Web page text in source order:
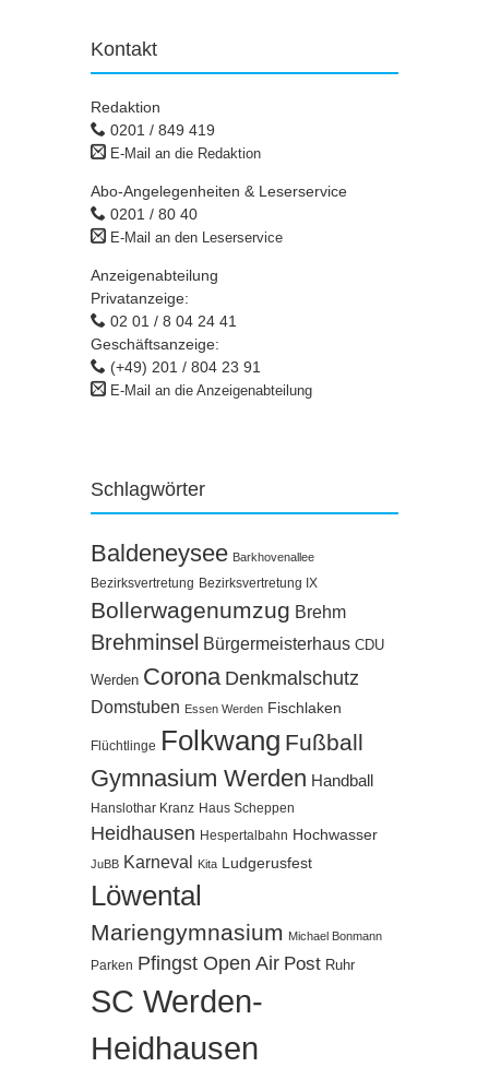
Kontakt
Redaktion
0201 / 849 419
E-Mail an die Redaktion
Abo-Angelegenheiten & Leserservice
0201 / 80 40
E-Mail an den Leserservice
Anzeigenabteilung
Privatanzeige:
02 01 / 8 04 24 41
Geschäftsanzeige:
(+49) 201 / 804 23 91
E-Mail an die Anzeigenabteilung
Schlagwörter
Baldeneysee Barkhovenallee
Bezirksvertretung Bezirksvertretung IX
Bollerwagenumzug Brehm
Brehminsel Bürgermeisterhaus CDU
Werden Corona Denkmalschutz
Domstuben Essen Werden Fischlaken
Flüchtlinge Folkwang Fußball
Gymnasium Werden Handball
Hanslothar Kranz Haus Scheppen
Heidhausen Hespertalbahn Hochwasser
JuBB Karneval Kita Ludgerusfest
Löwental
Mariengymnasium Michael Bonmann
Parken Pfingst Open Air Post Ruhr
SC Werden-
Heidhausen